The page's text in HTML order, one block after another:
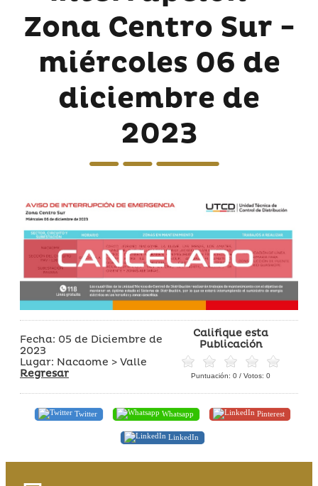
Zona Centro Sur -
miércoles 06 de
diciembre de
2023
Fecha: 05 de Diciembre de
2023
Lugar: Nacaome > Valle
Regresar
Califique esta
Publicación
Puntuación: 0 / Votos: 0
Twitter Whatsapp Pinterest
LinkedIn